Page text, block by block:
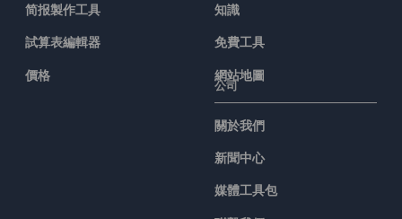
简报製作工具
試算表編輯器
價格
知識
免費工具
網站地圖
公司
關於我們
新聞中心
媒體工具包